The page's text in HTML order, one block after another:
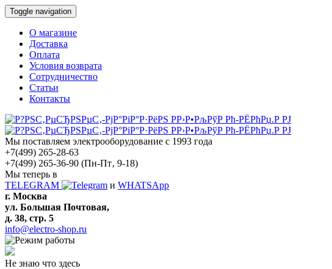
Toggle navigation
О магазине
Доставка
Оплата
Условия возврата
Сотрудничество
Статьи
Контакты
Мы поставляем электрооборудование с 1993 года
+7(499) 265-28-63
+7(499) 265-36-90 (Пн-Пт‚ 9-18)
Мы теперь в
TELEGRAM
и WHATSApp
г. Москва
ул. Большая Почтовая,
д. 38, стр. 5
info@electro-shop.ru
Не знаю что здесь